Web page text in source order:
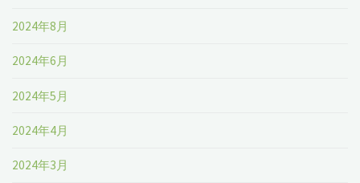
2024年8月
2024年6月
2024年5月
2024年4月
2024年3月